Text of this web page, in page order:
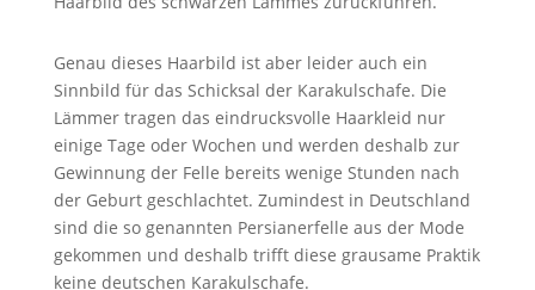
Genau dieses Haarbild ist aber leider auch ein
Sinnbild für das Schicksal der Karakulschafe. Die
Lämmer tragen das eindrucksvolle Haarkleid nur
einige Tage oder Wochen und werden deshalb zur
Gewinnung der Felle bereits wenige Stunden nach
der Geburt geschlachtet. Zumindest in Deutschland
sind die so genannten Persianerfelle aus der Mode
gekommen und deshalb trifft diese grausame Praktik
keine deutschen Karakulschafe.